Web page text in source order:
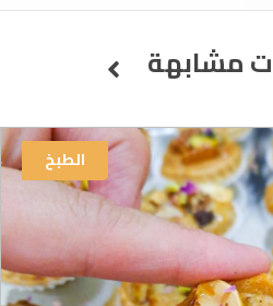
مشابهة
الطبخ